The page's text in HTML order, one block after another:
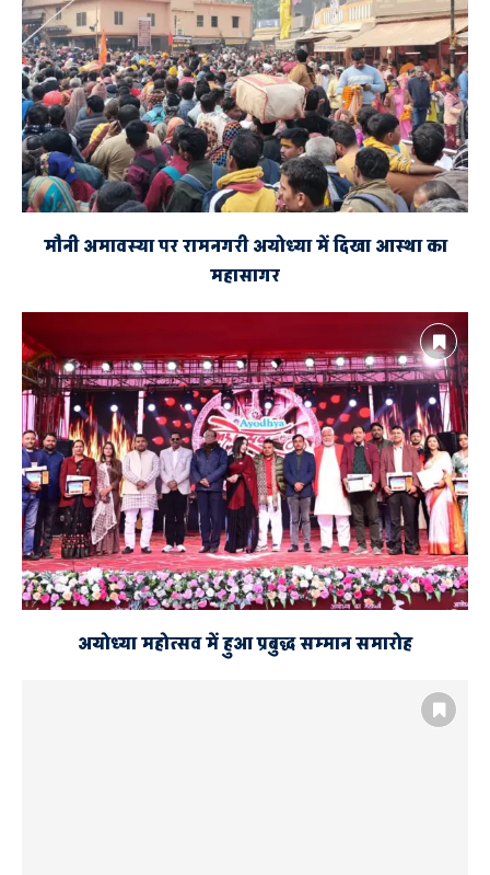
मौनी अमावस्या पर रामनगरी अयोध्या में दिखा आस्था का
महासागर
अयोध्या महोत्सव में हुआ प्रबुद्ध सम्मान समारोह